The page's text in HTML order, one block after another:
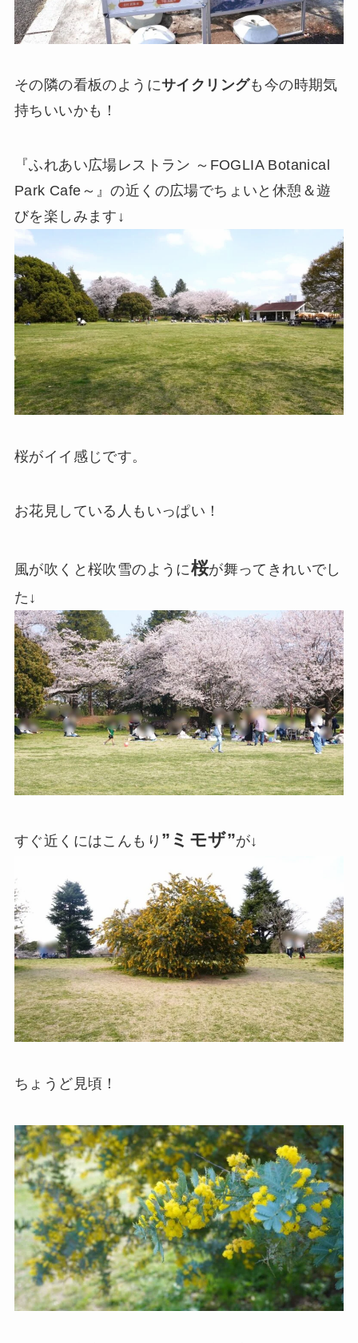
その隣の看板のようにサイクリングも今の時期気
持ちいいかも！
『ふれあい広場レストラン ～FOGLIA Botanical
Park Cafe～』の近くの広場でちょいと休憩＆遊
びを楽しみます↓
桜がイイ感じです。
お花見している人もいっぱい！
風が吹くと桜吹雪のように桜が舞ってきれいでし
た↓
すぐ近くにはこんもり ”ミモザ”が↓
ちょうど見頃！